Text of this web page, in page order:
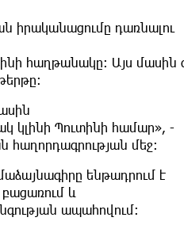
իրականացումը դառնալու
հաղթանակը։ Այս մասին
։
կլինի Պուտինի համար», -
հաղորդագրության մեջ:
ենթադրում է
և
ապահովում: